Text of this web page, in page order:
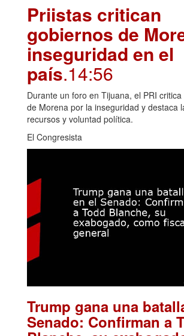
Priistas critican
gobiernos de
inseguridad en el
país.14:56
Durante un foro en Tijuana, el PRI
de Morena por la inseguridad y destaca
recursos y voluntad política.
El Congresista
Trump gana una
Senado: Confirman a